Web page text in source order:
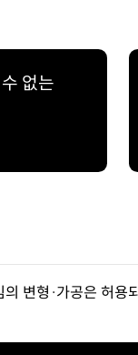
없는
변형·가공은 허